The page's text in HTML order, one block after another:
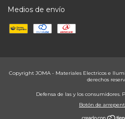
Medios de envío
Copyright JOMA - Materiales Electricos e
derechos
Defensa de las y los consumidores.
Botón de